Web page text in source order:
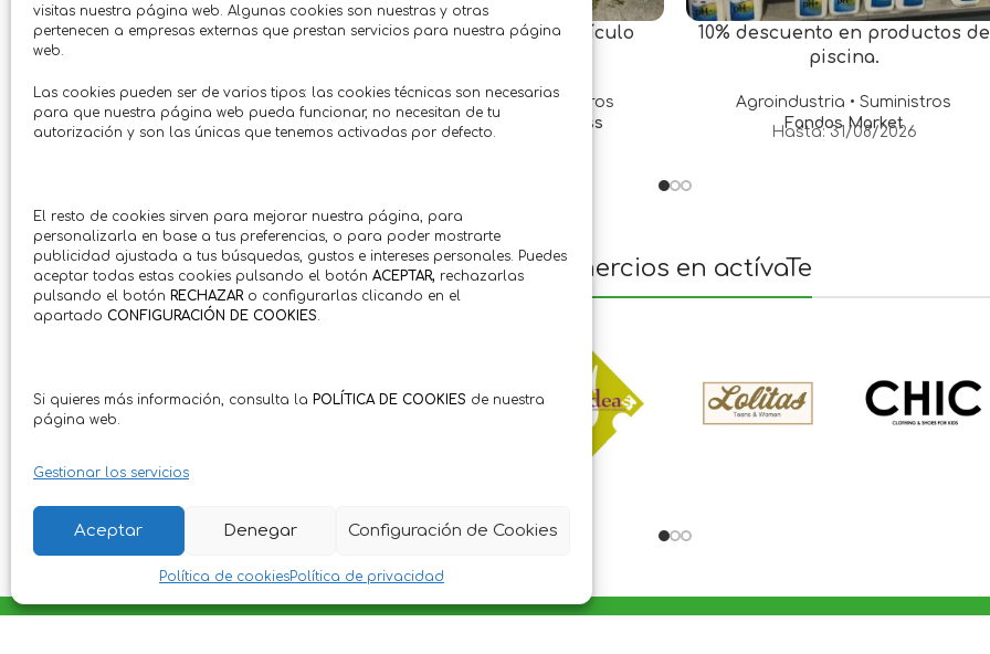
visitas nuestra página web. Algunas cookies son nuestras y otras
pertenecen a empresas externas que prestan servicios para nuestra página
web.
Las cookies pueden ser de varios tipos: las cookies técnicas son necesarias
para que nuestra página web pueda funcionar, no necesitan de tu
autorización y son las únicas que tenemos activadas por defecto.
El resto de cookies sirven para mejorar nuestra página, para
personalizarla en base a tus preferencias, o para poder mostrarte
publicidad ajustada a tus búsquedas, gustos e intereses personales. Puedes
aceptar todas estas cookies pulsando el botón ACEPTAR, rechazarlas
pulsando el botón RECHAZARo configurarlas clicando en el
apartado CONFIGURACIÓN DE COOKIES.
Si quieres más información, consulta la POLÍTICA DE COOKIES de nuestra
página web.
Gestionar los servicios
Aceptar Denegar Configuración de Cookies
Política de cookiesPolítica de privacidad
Regalo antivirus con la compra
Tecnología • Telecomunicaciones
Microter
Hasta: 02/08/2026
Alineado dirección vehículo
Agroindustria • Suministros
Talleres a Punto Express
Hasta: 01/08/2026
10% descuento en productos de
piscina.
Agroindustria • Suministros
Fandos Market
Hasta: 31/08/2026
Comercios en actívaTe